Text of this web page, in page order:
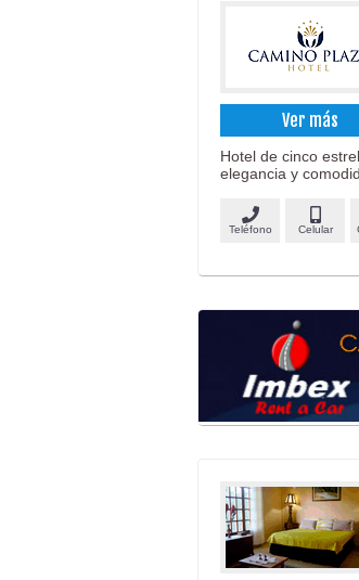
Ver más
Hotel de cinco
elegancia y
Teléfono Celular